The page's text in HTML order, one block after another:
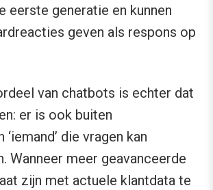
eerste generatie en kunnen
geven als respons op
van chatbots is echter dat
er is ook buiten
die vragen kan
Wanneer meer geavanceerde
zijn met actuele klantdata te